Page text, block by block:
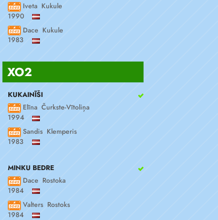
Iveta Kukule
1990
Dace Kukule
1983
XO2
KUKAINĪŠI
Elīna Čurkste-Vītoliņa
1994
Sandis Klemperis
1983
MINKU BEDRE
Dace Rostoka
1984
Valters Rostoks
1984